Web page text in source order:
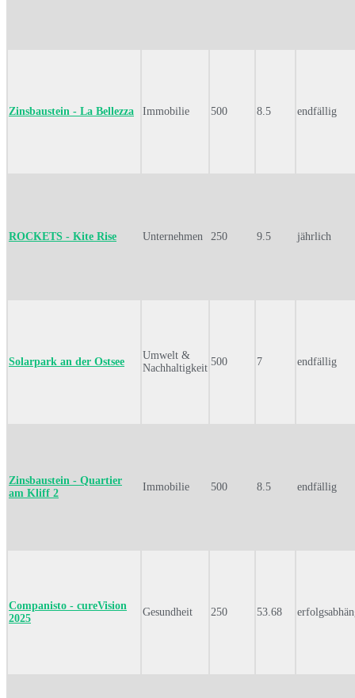
Zinsbaustein - La Bellezza Immobilie 500 8.5 endfällig
ROCKETS - Kite Rise Unternehmen 250 9.5 jährlich
Solarpark an der Ostsee
Umwelt &
Nachhaltigkeit
500 7 endfällig
Zinsbaustein - Quartier
am Kliff 2
Immobilie 500 8.5 endfällig
Companisto - cureVision
2025
Gesundheit 250 53.68